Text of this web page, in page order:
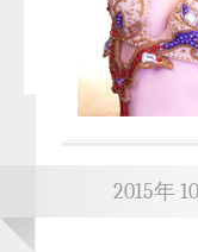
2015年